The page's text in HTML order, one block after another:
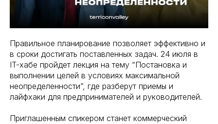
Правильное планирование позволяет эффективно и
в сроки достигать поставленных задач. 24 июля в
IT-хабе пройдет лекция на тему “Постановка и
выполнении целей в условиях максимальной
неопределенности”, где разберут приемы и
лайфхаки для предпринимателей и руководителей.
Приглашенным спикером станет коммерческий